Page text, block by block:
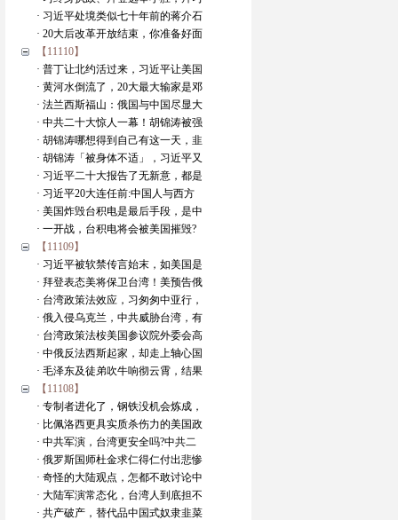
· 习近平处境类似七十年前的蒋介石
· 20大后改革开放结束，你准备好面
【11110】
· 普丁让北约活过来，习近平让美国
· 黄河水倒流了，20大最大输家是邓
· 法兰西斯福山：俄国与中国尽显大
· 中共二十大惊人一幕！胡锦涛被强
· 胡锦涛哪想得到自己有这一天，韭
· 胡锦涛「被身体不适」，习近平又
· 习近平二十大报告了无新意，都是
· 习近平20大连任前:中国人与西方
· 美国炸毁台积电是最后手段，是中
· 一开战，台积电将会被美国摧毁?
【11109】
· 习近平被软禁传言始末，如美国是
· 拜登表态美将保卫台湾！美预告俄
· 台湾政策法效应，习匆匆中亚行，
· 俄入侵乌克兰，中共威胁台湾，有
· 台湾政策法桉美国参议院外委会高
· 中俄反法西斯起家，却走上轴心国
· 毛泽东及徒弟吹牛响彻云霄，结果
【11108】
· 专制者进化了，钢铁没机会炼成，
· 比佩洛西更具实质杀伤力的美国政
· 中共军演，台湾更安全吗?中共二
· 俄罗斯国师杜金求仁得仁付出悲惨
· 奇怪的大陆观点，怎都不敢讨论中
· 大陆军演常态化，台湾人到底担不
· 共产破产，替代品中国式奴隶韭菜